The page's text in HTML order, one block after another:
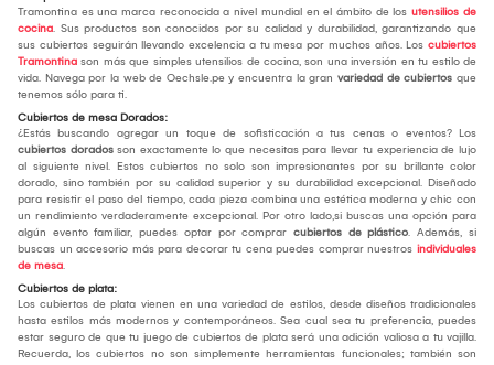
Tramontina es una marca reconocida a nivel mundial en el ámbito de los utensilios de
cocina. Sus productos son conocidos por su calidad y durabilidad, garantizando que
sus cubiertos seguirán llevando excelencia a tu mesa por muchos años. Los cubiertos
Tramontina son más que simples utensilios de cocina, son una inversión en tu estilo de
vida. Navega por la web de Oechsle.pe y encuentra la gran variedad de cubiertos que
tenemos sólo para ti.
Cubiertos de mesa Dorados:
¿Estás buscando agregar un toque de sofisticación a tus cenas o eventos? Los
cubiertos dorados son exactamente lo que necesitas para llevar tu experiencia de lujo
al siguiente nivel. Estos cubiertos no solo son impresionantes por su brillante color
dorado, sino también por su calidad superior y su durabilidad excepcional. Diseñado
para resistir el paso del tiempo, cada pieza combina una estética moderna y chic con
un rendimiento verdaderamente excepcional. Por otro lado,si buscas una opción para
algún evento familiar, puedes optar por comprar cubiertos de plástico. Además, si
buscas un accesorio más para decorar tu cena puedes comprar nuestros individuales
de mesa.
Cubiertos de plata:
Los cubiertos de plata vienen en una variedad de estilos, desde diseños tradicionales
hasta estilos más modernos y contemporáneos. Sea cual sea tu preferencia, puedes
estar seguro de que tu juego de cubiertos de plata será una adición valiosa a tu vajilla.
Recuerda, los cubiertos no son simplemente herramientas funcionales; también son